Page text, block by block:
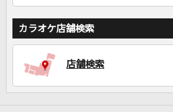
カラオケ店舗検索
店舗検索